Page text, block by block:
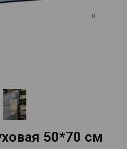
50*70 см